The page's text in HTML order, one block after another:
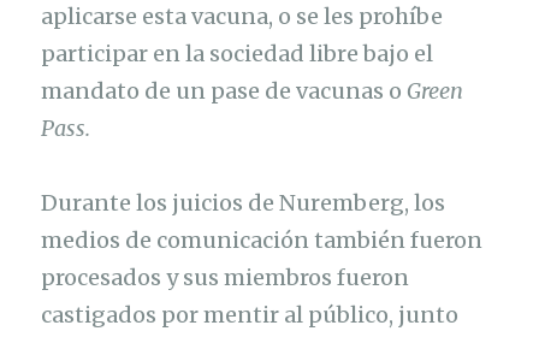
aplicarse esta vacuna, o se les prohíbe
participar en la sociedad libre bajo el
mandato de un pase de vacunas o Green
Pass.
Durante los juicios de Nuremberg, los
medios de comunicación también fueron
procesados y sus miembros fueron
castigados por mentir al público, junto